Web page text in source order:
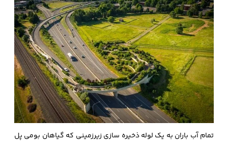
تمام آب باران به یک لوله ذخیره سازی زیرزمینی که گیاهان بومی پل